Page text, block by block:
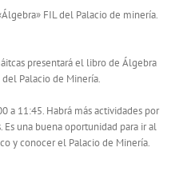
FIL del Palacio de minería.
presentará el libro de Álgebra
Palacio de Minería.
a 11:45. Habrá más actividades por
una buena oportunidad para ir al
y conocer el Palacio de Minería.